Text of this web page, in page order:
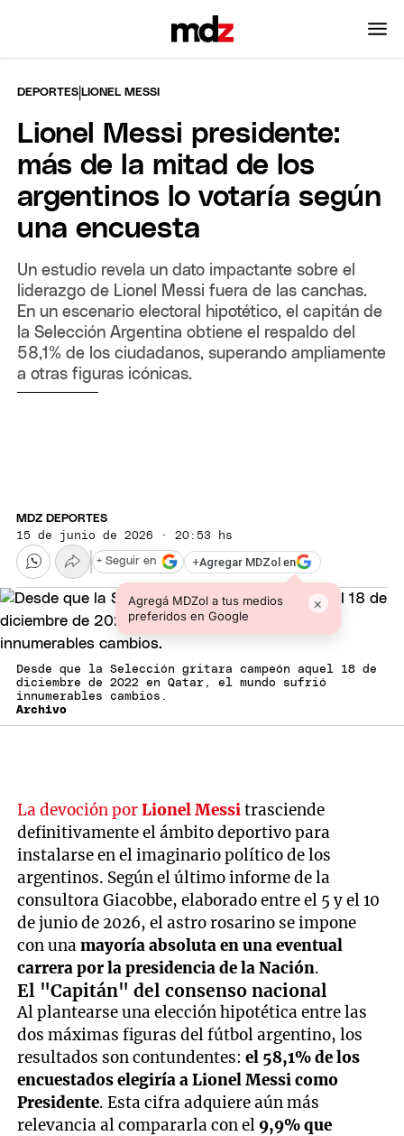
DEPORTES |LIONEL MESSI
Lionel Messi presidente:
más de la mitad de los
argentinos lo votaría según
una encuesta
Un estudio revela un dato impactante sobre el
liderazgo de Lionel Messi fuera de las canchas.
En un escenario electoral hipotético, el capitán de
la Selección Argentina obtiene el respaldo del
58,1% de los ciudadanos, superando ampliamente
a otras figuras icónicas.
MDZ DEPORTES
15 de junio de 2026 · 20:53 hs
+Agregar MDZol en
Agregá MDZol a tus medios
preferidos en Google
×
+ Seguir en
Desde que la Selección gritara campeón aquel 18 de
diciembre de 2022 en Qatar, el mundo sufrió
innumerables cambios.
Archivo
La devoción porLionel Messitrasciende
definitivamente el ámbito deportivo para
instalarse en el imaginario político de los
argentinos. Según el último informe de la
consultora Giacobbe, elaborado entre el 5 y el 10
de junio de 2026, el astro rosarino se impone
con unamayoría absoluta en una eventual
carrera por la presidencia de la Nación.
El "Capitán" del consenso nacional
Al plantearse una elección hipotética entre las
dos máximas figuras del fútbol argentino, los
resultados son contundentes:el 58,1% de los
encuestados elegiría a Lionel Messi como
Presidente. Esta cifra adquiere aún más
relevancia al compararla con el9,9% que